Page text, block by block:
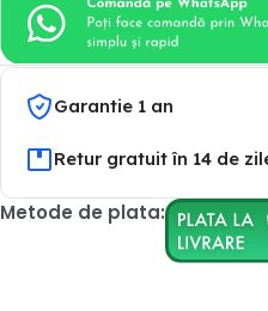
Garantie 1 an
Retur gratuit în 14 de
Metode de plata: